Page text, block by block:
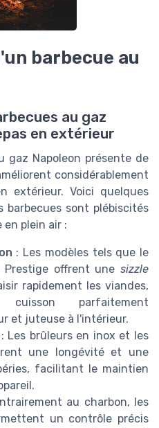
barbecue au
au gaz
en extérieur
gaz Napoleon présente de
considérablement
extérieur. Voici quelques
barbecues sont plébiscités
en plein air :
: Les modèles tels que le
Prestige offrent une sizzle
rapidement les viandes,
parfaitement
et juteuse à l'intérieur.
: Les brûleurs en inox et les
une longévité et une
facilitant le maintien
au charbon, les
un contrôle précis